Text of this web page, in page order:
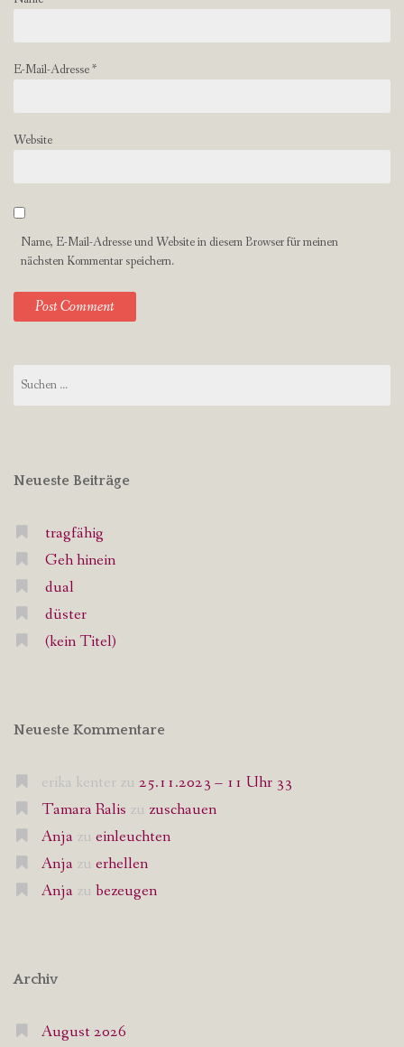
E-Mail-Adresse*
Website
Name, E-Mail-Adresse und Website in diesem Browser für meinen
nächsten Kommentar speichern.
nach:
Neueste Beiträge
tragfähig
Geh hinein
dual
düster
(kein Titel)
Neueste Kommentare
erika kenter zu 25.11.2023 – 11 Uhr 33
Tamara Ralis zu zuschauen
Anja zu einleuchten
Anja zu erhellen
Anja zu bezeugen
Archiv
August 2026